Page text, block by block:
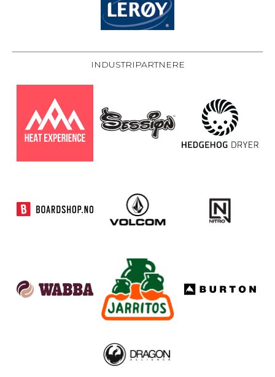
INDUSTRIPARTNERE